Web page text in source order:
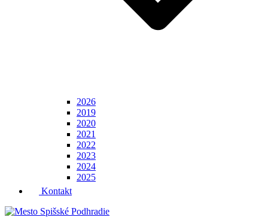
2026
2019
2020
2021
2022
2023
2024
2025
Kontakt